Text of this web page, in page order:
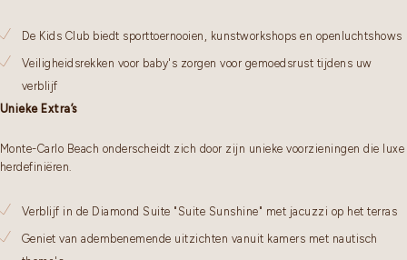
De Kids Club biedt sporttoernooien, kunstworkshops en openluchtshows
Veiligheidsrekken voor baby's zorgen voor gemoedsrust tijdens uw
verblijf
Unieke Extra’s
Monte-Carlo Beach onderscheidt zich door zijn unieke voorzieningen die luxe
herdefiniëren.
Verblijf in de Diamond Suite "Suite Sunshine" met jacuzzi op het terras
Geniet van adembenemende uitzichten vanuit kamers met nautisch